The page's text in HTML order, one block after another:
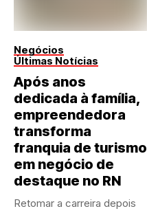
Negócios
Últimas Notícias
Após anos
dedicada à família,
empreendedora
transforma
franquia de turismo
em negócio de
destaque no RN
Retomar a carreira depois